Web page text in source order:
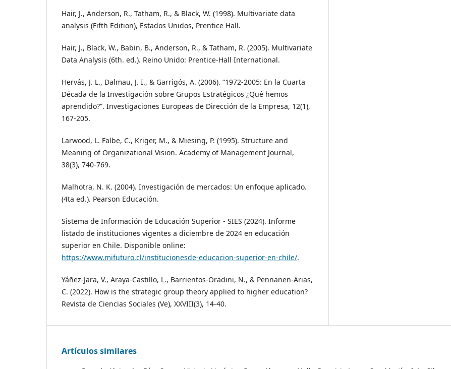
Hair, J., Anderson, R., Tatham, R., & Black, W. (1998). Multivariate data
analysis (Fifth Edition), Estados Unidos, Prentice Hall.
Hair, J., Black, W., Babin, B., Anderson, R., & Tatham, R. (2005). Multivariate
Data Analysis (6th. ed.). Reino Unido: Prentice-Hall International.
Hervás, J. L., Dalmau, J. I., & Garrigós, A. (2006). “1972-2005: En la Cuarta
Década de la Investigación sobre Grupos Estratégicos ¿Qué hemos
aprendido?”. Investigaciones Europeas de Dirección de la Empresa, 12(1),
167-205.
Larwood, L. Falbe, C., Kriger, M., & Miesing, P. (1995). Structure and
Meaning of Organizational Vision. Academy of Management Journal,
38(3), 740-769.
Malhotra, N. K. (2004). Investigación de mercados: Un enfoque aplicado.
(4ta ed.). Pearson Educación.
Sistema de Información de Educación Superior - SIES (2024). Informe
listado de instituciones vigentes a diciembre de 2024 en educación
superior en Chile. Disponible online:
https://www.mifuturo.cl/institucionesde-educacion-superior-en-chile/.
Yáñez-Jara, V., Araya-Castillo, L., Barrientos-Oradini, N., & Pennanen-Arias,
C. (2022). How is the strategic group theory applied to higher education?
Revista de Ciencias Sociales (Ve), XXVIII(3), 14-40.
Artículos similares